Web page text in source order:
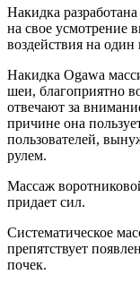
Накидка
на свое усмотрение
воздействия на один
Накидка Ogawa
шеи, благоприятно
отвечают за
причине она
пользователей,
рулем.
Массаж
придает сил.
Систематическое
препятствует
почек.